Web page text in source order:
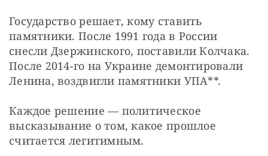
Государство решает, кому ставить
памятники. После 1991 года в России
снесли Дзержинского, поставили Колчака.
После 2014-го на Украине демонтировали
Ленина, воздвигли памятники УПА**.
Каждое решение — политическое
высказывание о том, какое прошлое
считается легитимным.